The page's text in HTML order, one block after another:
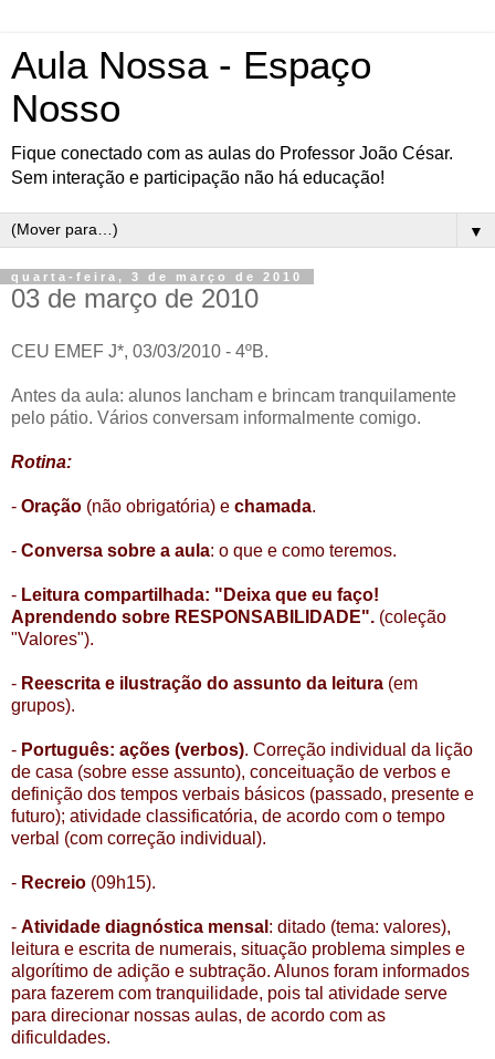
Aula Nossa - Espaço
Nosso
Fique conectado com as aulas do Professor João César.
Sem interação e participação não há educação!
▼
quarta-feira, 3 de março de 2010
03 de março de 2010
CEU EMEF J*, 03/03/2010 - 4ºB.
Antes da aula: alunos lancham e brincam tranquilamente
pelo pátio. Vários conversam informalmente comigo.
Rotina:
- Oração (não obrigatória) e chamada.
- Conversa sobre a aula: o que e como teremos.
- Leitura compartilhada: "Deixa que eu faço!
Aprendendo sobre RESPONSABILIDADE". (coleção
"Valores").
- Reescrita e ilustração do assunto da leitura (em
grupos).
- Português: ações (verbos). Correção individual da lição
de casa (sobre esse assunto), conceituação de verbos e
definição dos tempos verbais básicos (passado, presente e
futuro); atividade classificatória, de acordo com o tempo
verbal (com correção individual).
- Recreio (09h15).
- Atividade diagnóstica mensal : ditado (tema: valores),
leitura e escrita de numerais, situação problema simples e
algorítimo de adição e subtração. Alunos foram informados
para fazerem com tranquilidade, pois tal atividade serve
para direcionar nossas aulas, de acordo com as
dificuldades.